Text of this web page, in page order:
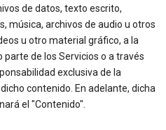
de datos, texto escrito,
música, archivos de audio u otros
u otro material gráfico, a la
de los Servicios o a través
exclusiva de la
contenido. En adelante, dicha
el "Contenido".